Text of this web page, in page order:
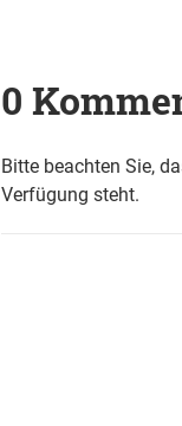
0
Bitte beachten Sie,
Verfügung steht.